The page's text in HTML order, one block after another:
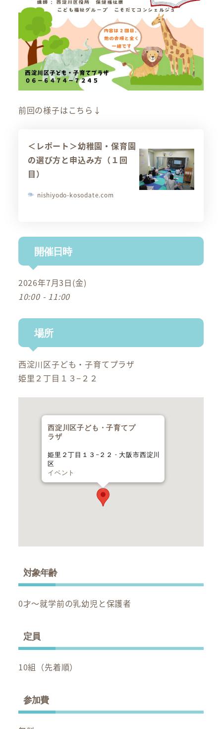
前回の様子はこちら↓
＜レポート＞幼稚園・保育園
の選び方と申込み方（１回
目）
nishiyodo-kosodate.com
開催日時
2026年7月3日(金)
10:00 - 11:00
場所
西淀川区子ども・子育てプラザ
姫里２丁目１３−２２
西淀川区子ども・子育てプ
ラザ
姫里２丁目１３−２２ - 大阪市西淀川
区
イベント
対象年齢
0才～就学前の乳幼児と保護者
定員
10組（先着順）
参加費